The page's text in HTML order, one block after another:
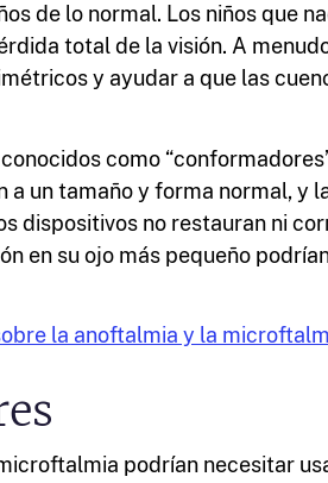
de lo normal. Los niños que
total de la visión. A
y ayudar a que las
como
a un tamaño y forma normal, y
dispositivos no restauran ni
en su ojo más pequeño
la anoftalmia y la
podrían necesitar